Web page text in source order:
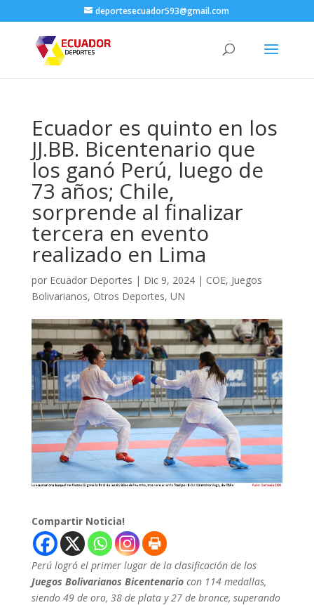
deportesecuador593@gmail.com
Ecuador es quinto en los
JJ.BB. Bicentenario que
los ganó Perú, luego de
73 años; Chile,
sorprende al finalizar
tercera en evento
realizado en Lima
por Ecuador Deportes | Dic 9, 2024| COE, Juegos
Bolivarianos, Otros Deportes, UN
Compartir Noticia!
Perú logró el primer lugar de la clasificación de los
Juegos Bolivarianos Bicentenariocon 114 medallas,
siendo 49 de oro, 38 de plata y 27 de bronce, superando